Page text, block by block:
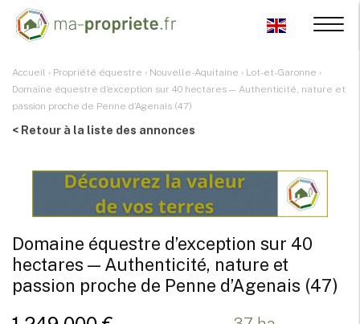
Accueil › Propriété équestre › Nouvelle-Aquitaine › Lot-et-Garonne ›
Domaine équestre d’exception sur 40 hectares — Authenticité, nature et
passion proche de Penne d’Agenais (47)
< Retour à la liste des annonces
Domaine équestre d’exception sur 40
hectares — Authenticité, nature et
passion proche de Penne d’Agenais (47)